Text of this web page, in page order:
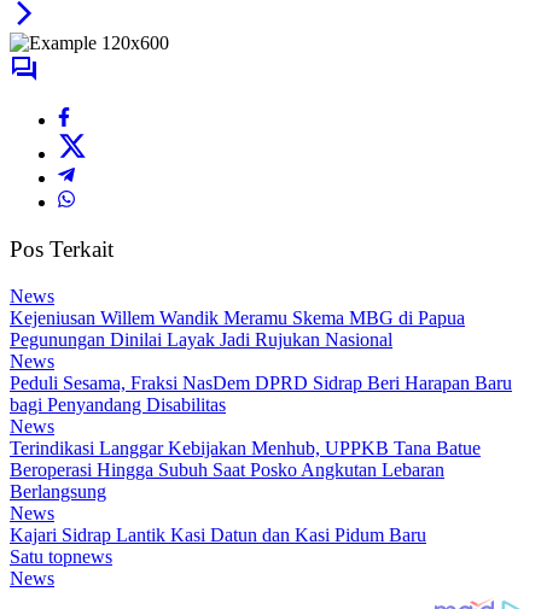
Pos Terkait
News
Kejeniusan Willem Wandik Meramu Skema MBG di Papua
Pegunungan Dinilai Layak Jadi Rujukan Nasional
News
Peduli Sesama, Fraksi NasDem DPRD Sidrap Beri Harapan Baru
bagi Penyandang Disabilitas
News
Terindikasi Langgar Kebijakan Menhub, UPPKB Tana Batue
Beroperasi Hingga Subuh Saat Posko Angkutan Lebaran
Berlangsung
News
Kajari Sidrap Lantik Kasi Datun dan Kasi Pidum Baru
Satu topnews
News